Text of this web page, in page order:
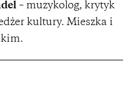
– muzykolog, krytyk
kultury. Mieszka i